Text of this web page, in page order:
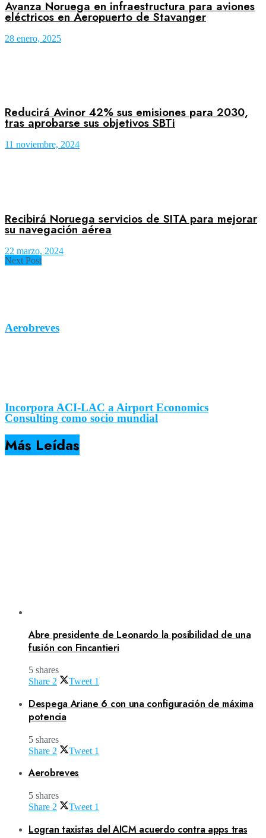
Avanza Noruega en infraestructura para aviones
eléctricos en Aeropuerto de Stavanger
28 enero, 2025
Reducirá Avinor 42% sus emisiones para 2030,
tras aprobarse sus objetivos SBTi
11 noviembre, 2024
Recibirá Noruega servicios de SITA para mejorar
su navegación aérea
22 marzo, 2024
Next Post
Aerobreves
Incorpora ACI-LAC a Airport Economics
Consulting como socio mundial
Más Leídas
Abre presidente de Leonardo la posibilidad de una
fusión con Fincantieri
5 shares
Share 2 Tweet 1
Despega Ariane 6 con una configuración de máxima
potencia
5 shares
Share 2 Tweet 1
Aerobreves
5 shares
Share 2 Tweet 1
Logran taxistas del AICM acuerdo contra apps tras